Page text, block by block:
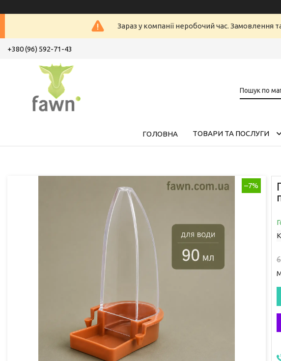
Зараз у компанії неробочий час. Замовлення
+380 (96) 592-71-43
ГОЛОВНА ТОВАРИ ТА ПОСЛУГИ
–7%